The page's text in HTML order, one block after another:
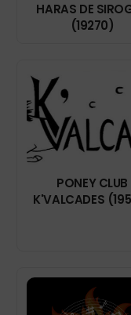
HARAS DE
(19270)
PONEY CLUB
K'VALCADES